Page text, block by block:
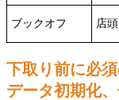
ブックオフ 店
下取り前に必
データ初期化